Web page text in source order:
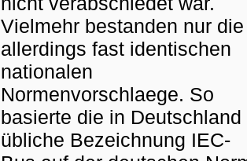
Vielmehr bestanden nur die
allerdings fast identischen
nationalen
Normenvorschlaege. So
basierte die in Deutschland
übliche Bezeichnung IEC-